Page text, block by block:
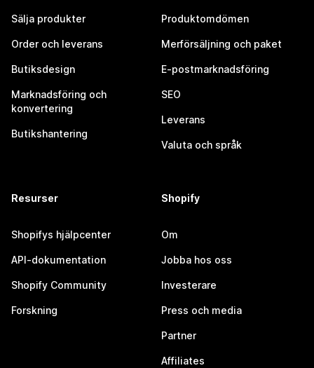
Sälja produkter
Order och leverans
Butiksdesign
Marknadsföring och
konvertering
Butikshantering
Produktomdömen
Merförsäljning och paket
E-postmarknadsföring
SEO
Leverans
Valuta och språk
Resurser
Shopifys hjälpcenter
API-dokumentation
Shopify Community
Forskning
Shopify
Om
Jobba hos oss
Investerare
Press och media
Partner
Affiliates